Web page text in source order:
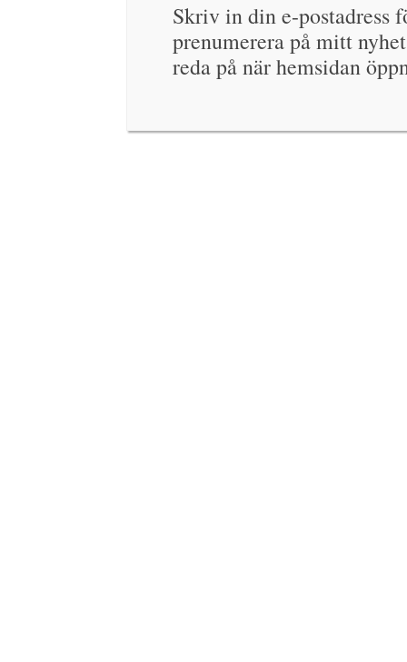
Skriv in din e-postadress
prenumerera på mitt
reda på när hemsidan